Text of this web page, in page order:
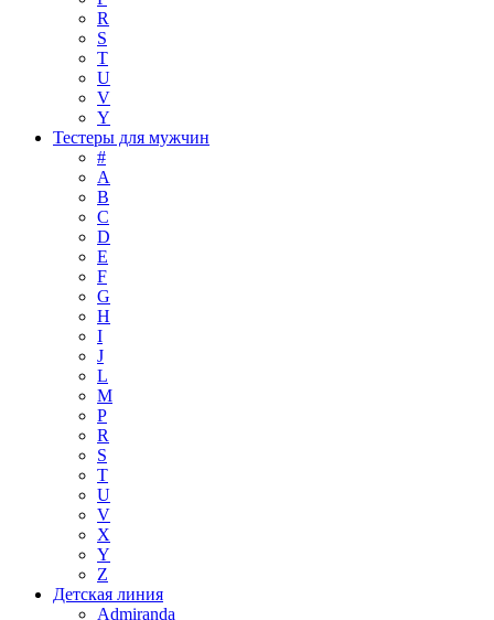
R
S
T
U
V
Y
Тестеры для мужчин
#
A
B
C
D
E
F
G
H
I
J
L
M
P
R
S
T
U
V
X
Y
Z
Детская линия
Admiranda